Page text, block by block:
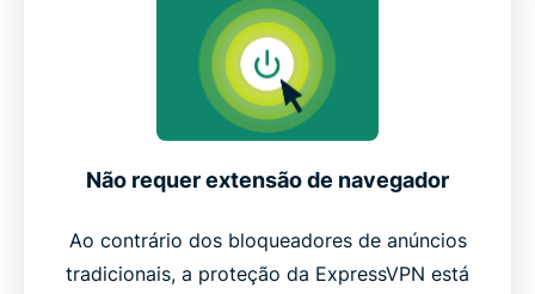
Não requer extensão de navegador
Ao contrário dos bloqueadores de anúncios
tradicionais, a proteção da ExpressVPN está